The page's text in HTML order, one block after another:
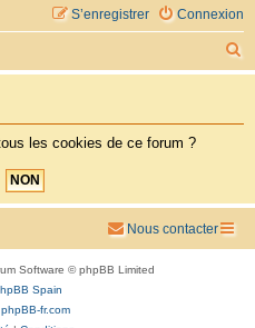
Connexion
S’enregistrer
e
h
les cookies de ce forum ?
Nous contacter
Software © phpBB Limited
Spain
phpBB-fr.com